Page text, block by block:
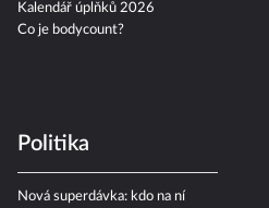
Kalendář úplňků 2026
Co je bodycount?
Politika
Nová superdávka: kdo na ní